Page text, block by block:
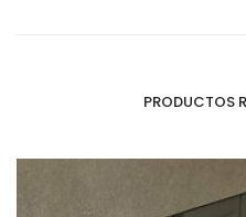
PRODUCTOS